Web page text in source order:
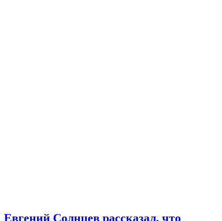
Евгений Солнцев рассказал, что